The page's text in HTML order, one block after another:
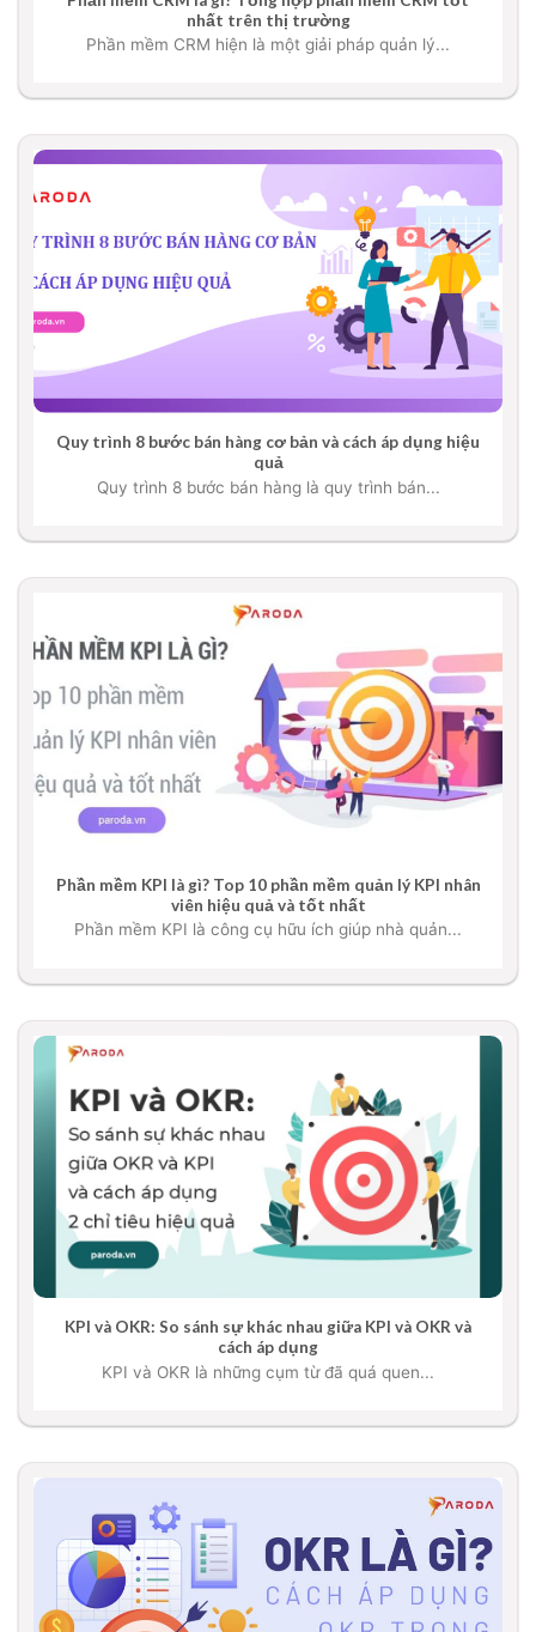
nhất trên thị trường
Phần mềm CRM hiện là một giải pháp quản lý...
Quy trình 8 bước bán hàng cơ bản và cách áp dụng hiệu
quả
Quy trình 8 bước bán hàng là quy trình bán...
Phần mềm KPI là gì? Top 10 phần mềm quản lý KPI nhân
viên hiệu quả và tốt nhất
Phần mềm KPI là công cụ hữu ích giúp nhà quản...
KPI và OKR: So sánh sự khác nhau giữa KPI và OKR và
cách áp dụng
KPI và OKR là những cụm từ đã quá quen...